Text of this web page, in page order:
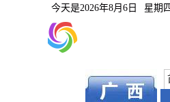
今天是2026年8月6日 星期